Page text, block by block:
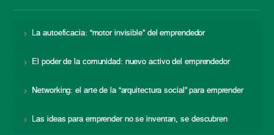
La autoeficacia: “motor invisible” del emprendedor
El poder de la comunidad: nuevo activo del emprendedor
Networking: el arte de la “arquitectura social” para emprender
Las ideas para emprender no se inventan, se descubren